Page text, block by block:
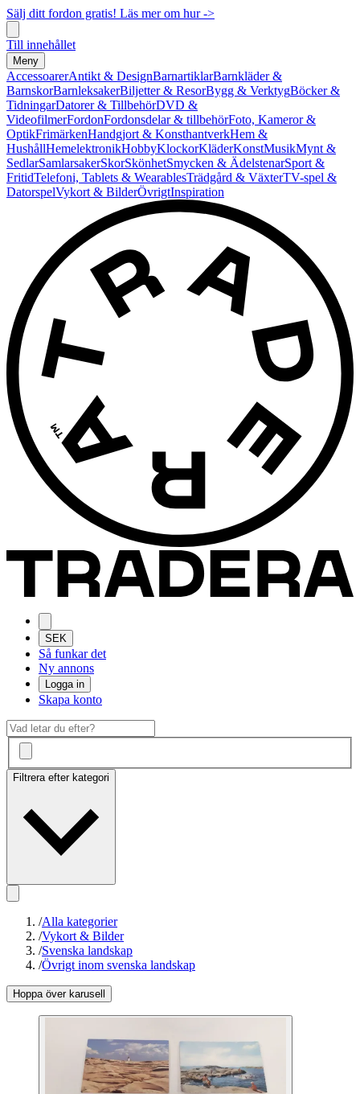
Sälj ditt fordon gratis! Läs mer om hur ->
Till innehållet
Meny
AccessoarerAntikt & DesignBarnartiklarBarnkläder &
BarnskorBarnleksakerBiljetter & ResorBygg & VerktygBöcker &
TidningarDatorer & TillbehörDVD &
VideofilmerFordonFordonsdelar & tillbehörFoto, Kameror &
OptikFrimärkenHandgjort & KonsthantverkHem &
HushållHemelektronikHobbyKlockorKläderKonstMusikMynt &
SedlarSamlarsakerSkorSkönhetSmycken & ÄdelstenarSport &
FritidTelefoni, Tablets & WearablesTrädgård & VäxterTV-spel &
DatorspelVykort & BilderÖvrigtInspiration
SEK
Så funkar det
Ny annons
Logga in
Skapa konto
Filtrera efter kategori
/Alla kategorier
/Vykort & Bilder
/Svenska landskap
/Övrigt inom svenska landskap
Hoppa över karusell